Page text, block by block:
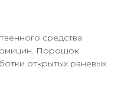
средства
Порошок
открытых раневых